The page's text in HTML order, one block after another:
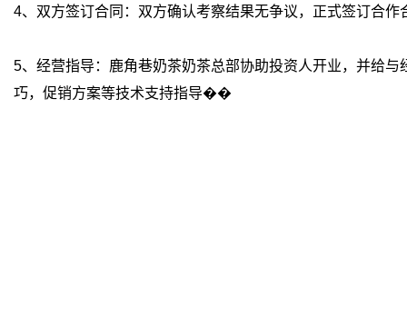
4、双方签订合同：双方确认考察结果无争议，正式签订合作
5、经营指导：鹿角巷奶茶奶茶总部协助投资人开业，并给
巧，促销方案等技术支持指导��